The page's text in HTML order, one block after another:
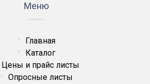
Меню
Главная
Каталог
Цены и прайс листы
Опросные листы